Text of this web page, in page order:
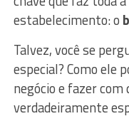
estabelecimento: o
Talvez, você se
especial? Como ele
negócio e fazer
verdadeiramente